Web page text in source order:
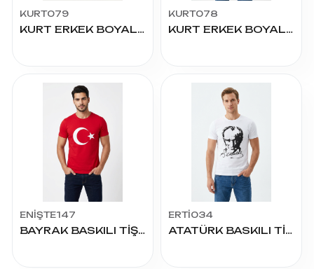
KURT079
KURT ERKEK BOYALI YAKALI TİŞÖRT BATTAL
KURT078
KURT ERKEK BOYALI YAKALI TİŞÖRT
ENİŞTE147
BAYRAK BASKILI TİŞÖRT
ERTİ034
ATATÜRK BASKILI TİŞÖRT